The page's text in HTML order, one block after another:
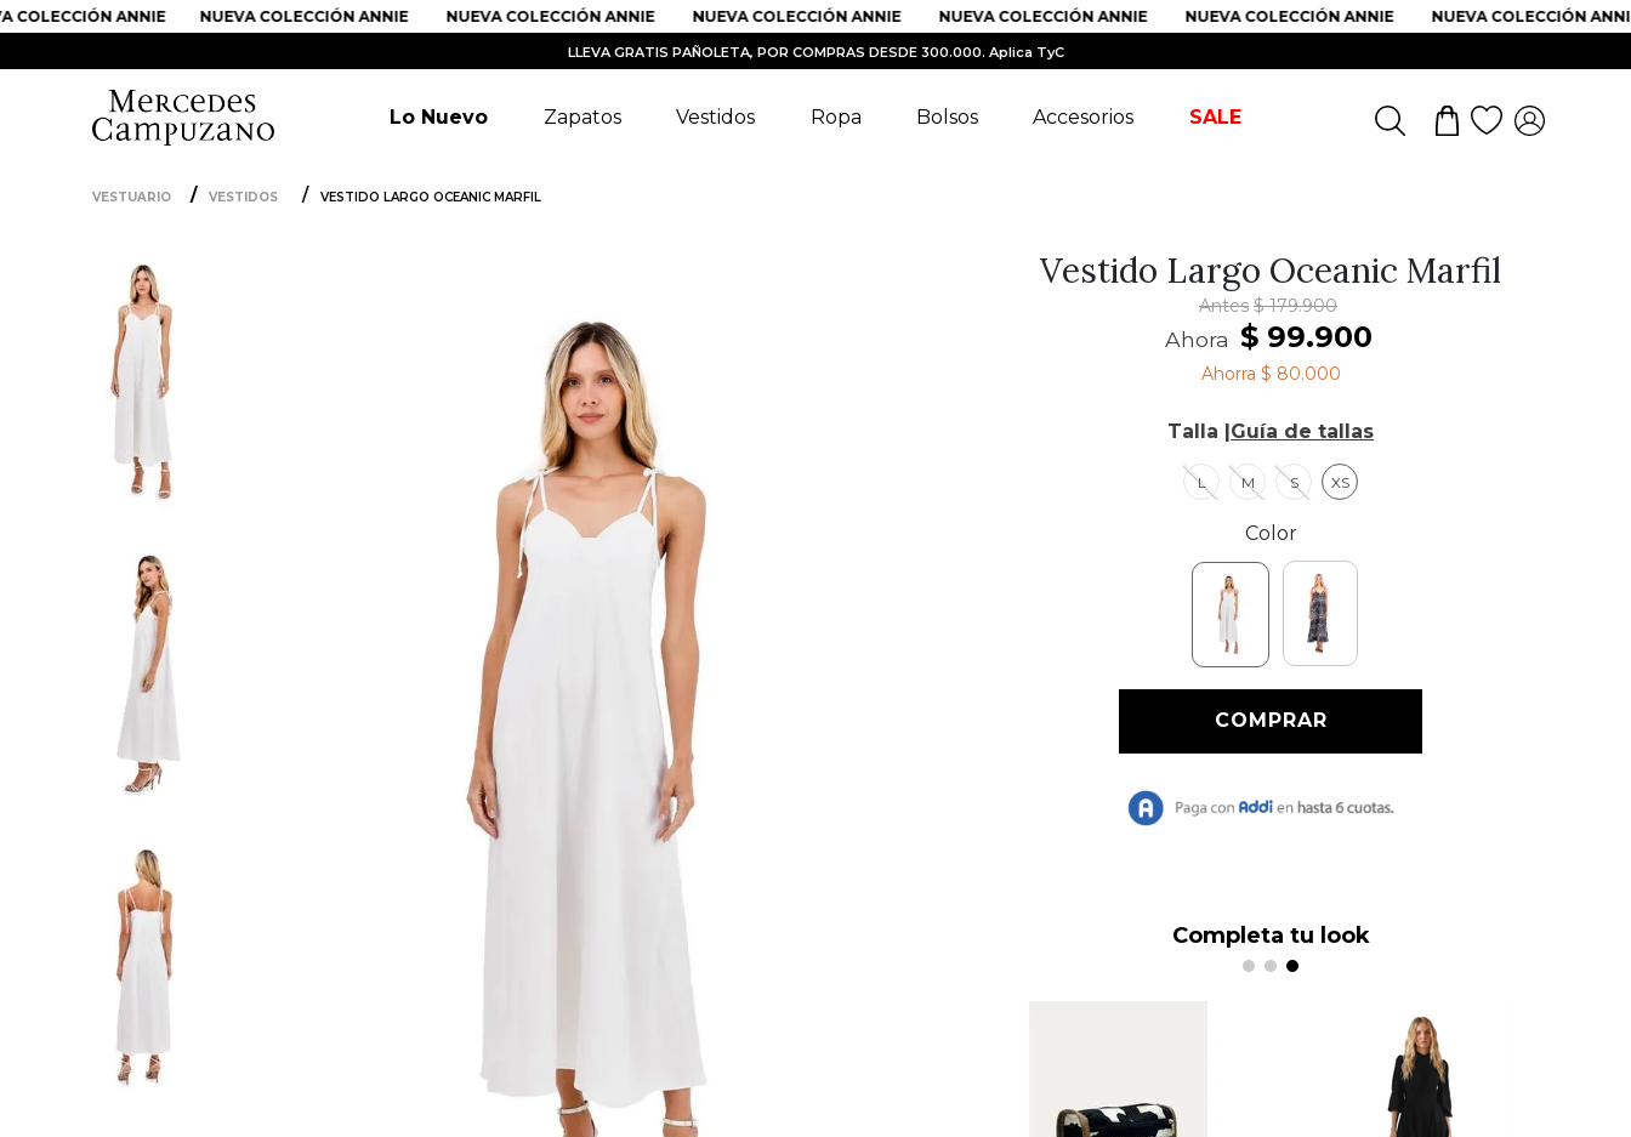
ANNIE NUEVA COLECCIÓN ANNIE NUEVA COLECCIÓN ANNIE NUEVA COLECCIÓN ANNIE NUEVA COLECCIÓN ANNIE NUEVA COLECCIÓN ANNIE NUEVA COLECCIÓN ANNIE
LLEVA GRATIS PAÑOLETA, POR COMPRAS DESDE 300.000. Aplica TyC
Lo Nuevo Zapatos Vestidos Ropa Bolsos Accesorios SALE
VESTUARIO VESTIDOS VESTIDO LARGO OCEANIC MARFIL
Vestido Largo Oceanic Marfil
Antes $ 179.900
Ahora $ 99.900
Ahorra $ 80.000
Talla |Guía de tallas
L M S XS
Color
Completa tu look